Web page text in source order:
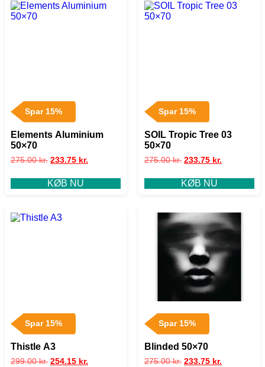
Spar 15%
Elements Aluminium
50×70
275.00kr. 233.75 kr.
KØB NU
Spar 15%
SOIL Tropic Tree 03
50×70
275.00kr. 233.75 kr.
KØB NU
Spar 15%
Thistle A3
299.00kr. 254.15 kr.
Spar 15%
Blinded 50×70
275.00kr. 233.75 kr.